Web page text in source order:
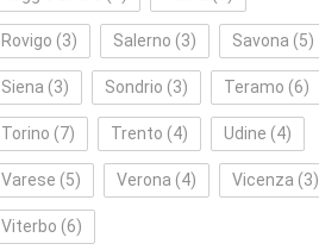
Rovigo (3) Salerno (3) Savona (5)
Siena (3) Sondrio (3) Teramo (6)
Torino (7) Trento (4) Udine (4)
Varese (5) Verona (4) Vicenza (3)
Viterbo (6)